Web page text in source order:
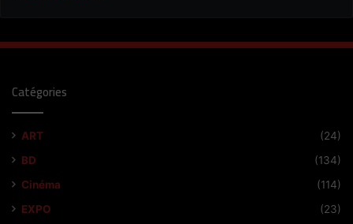
Catégories
ART
(24)
BD
(134)
Cinéma
(114)
EXPO
(23)